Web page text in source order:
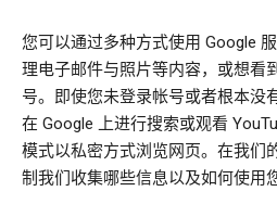
您可以通过多种方式使用 Google
理电子邮件与照片等内容，或想看
号。即使您未登录帐号或者根本没
在 Google 上进行搜索或观看
模式以私密方式浏览网页。在我们
制我们收集哪些信息以及如何使用